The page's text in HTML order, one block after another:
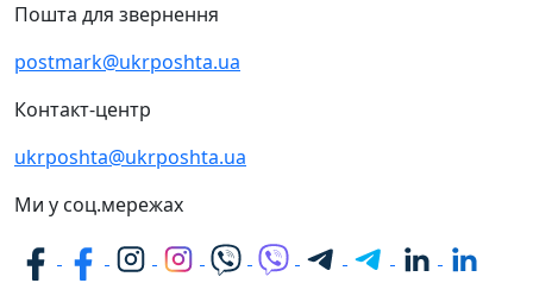
Пошта для звернення
postmark@ukrposhta.ua
Контакт-центр
ukrposhta@ukrposhta.ua
Ми у соц.мережах